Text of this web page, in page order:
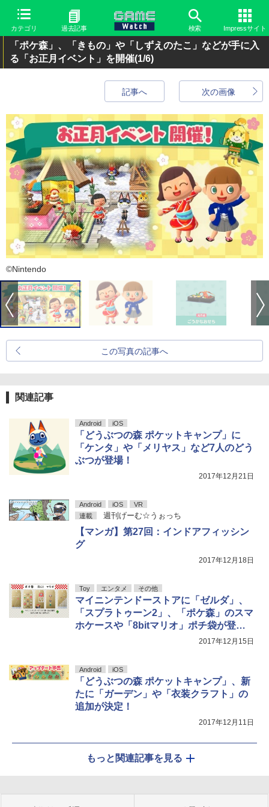
カテゴリ 過去記事 検索 Impressサイト
「ポケ森」、「きもの」や「しずえのたこ」などが手に入
る「お正月イベント」を開催(1/6)
次の画像
記事へ
©Nintendo
この写真の記事へ
関連記事
Android iOS
「どうぶつの森 ポケットキャンプ」に
「ケンタ」や「メリヤス」など7人のどう
ぶつが登場！
2017年12月21日
Android iOS
VR
連載
週刊げーむ☆うぉっち
【マンガ】第27回：インドアフィッシン
グ
2017年12月18日
Toy エンタメ その他
マイニンテンドーストアに「ゼルダ」、
「スプラトゥーン2」、「ポケ森」のスマ
ホケースや「8bitマリオ」ポチ袋が登
2017年12月15日
Android iOS
「どうぶつの森 ポケットキャンプ」、新
たに「ガーデン」や「衣装クラフト」の
追加が決定！
2017年12月11日
もっと関連記事を見る